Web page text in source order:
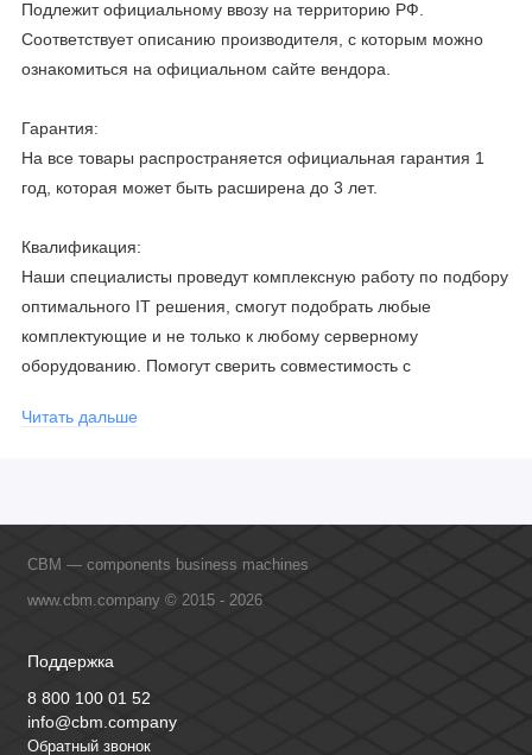
Подлежит официальному ввозу на территорию РФ.
Соответствует описанию производителя, с которым можно
ознакомиться на официальном сайте вендора.
Гарантия:
На все товары распространяется официальная гарантия 1
год, которая может быть расширена до 3 лет.
Квалификация:
Наши специалисты проведут комплексную работу по подбору
оптимального IT решения, смогут подобрать любые
комплектующие и не только к любому серверному
оборудованию. Помогут сверить совместимость с
официальными производителями и проводим регулярное
Читать дальше
CBM — components business machines
www.cbm.company © 2015 - 2026
Поддержка
8 800 100 01 52
info@cbm.company
Обратный звонок